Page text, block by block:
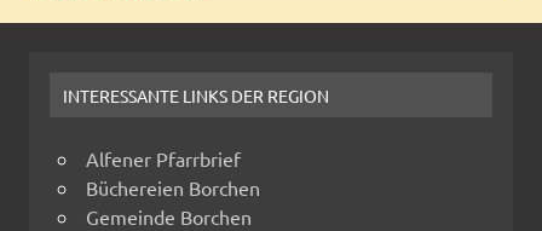
INTERESSANTE LINKS DER REGION
Alfener Pfarrbrief
Büchereien Borchen
Gemeinde Borchen